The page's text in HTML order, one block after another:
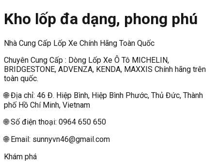
Kho lốp đa dạng, phong phú
Nhà Cung Cấp Lốp Xe Chính Hãng Toàn Quốc
Chuyên Cung Cấp : Dòng Lốp Xe Ô Tô MICHELIN,
BRIDGESTONE, ADVENZA, KENDA, MAXXIS Chính hãng trên
toàn quốc.
🌐 Địa chỉ: 46 Đ. Hiệp Bình, Hiệp Bình Phước, Thủ Đức, Thành
phố Hồ Chí Minh, Vietnam
🌐 Số điện thoại: 0964 650 650
🌐 Email: sunnyvn46@gmail.com
Khám phá